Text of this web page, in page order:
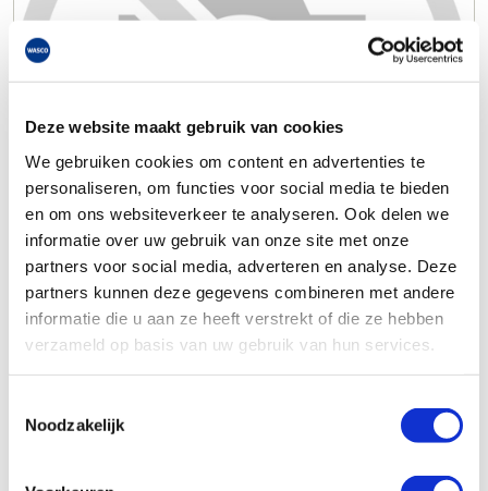
Deze website maakt gebruik van cookies
We gebruiken cookies om content en advertenties te
personaliseren, om functies voor social media te bieden
en om ons websiteverkeer te analyseren. Ook delen we
informatie over uw gebruik van onze site met onze
partners voor social media, adverteren en analyse. Deze
partners kunnen deze gegevens combineren met andere
informatie die u aan ze heeft verstrekt of die ze hebben
verzameld op basis van uw gebruik van hun services.
Noodzakelijk